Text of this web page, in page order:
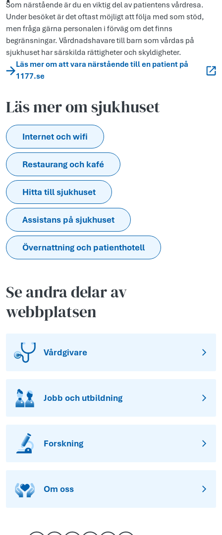
Som närstående är du en viktig del av patientens vårdresa.
Under besöket är det oftast möjligt att följa med som stöd,
men fråga gärna personalen i förväg om det finns
begränsningar. Vårdnadshavare till barn som vårdas på
sjukhuset har särskilda rättigheter och skyldigheter.
Läs mer om att vara närstående till en patient på
1177.se
Läs mer om sjukhuset
Internet och wifi
Restaurang och kafé
Hitta till sjukhuset
Assistans på sjukhuset
Övernattning och patienthotell
Se andra delar av
webbplatsen
Vårdgivare
Jobb och utbildning
Forskning
Om oss